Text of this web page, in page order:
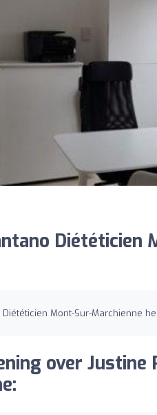
Diététicien
Diététicien Mont-Sur-Marchienne
over